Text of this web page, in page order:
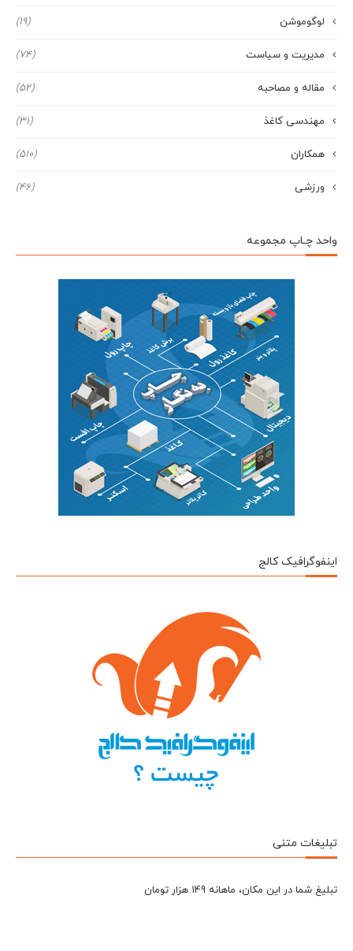
لوگوموشن (19)
مدیریت و سیاست (74)
مقاله و مصاحبه (52)
مهندسی کاغذ (31)
همکاران (510)
ورزشی (46)
واحد چـاپ مجموعه
اینفوگرافیک کالج
تبلیغات متنی
تبلیغ شما در این مکان، ماهانه 149 هزار تومان